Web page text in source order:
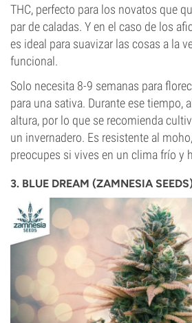
THC, perfecto para los novatos que
par de caladas. Y en el caso de los
es ideal para suavizar las cosas a la
funcional.
Solo necesita 8-9 semanas para
para una sativa. Durante ese tiempo,
altura, por lo que se recomienda
un invernadero. Es resistente al
preocupes si vives en un clima frío y
3. BLUE DREAM (ZAMNESIA